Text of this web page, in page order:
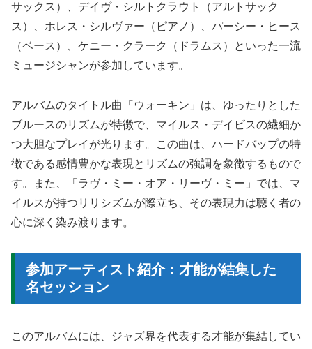
サックス）、デイヴ・シルトクラウト（アルトサック
ス）、ホレス・シルヴァー（ピアノ）、パーシー・ヒース
（ベース）、ケニー・クラーク（ドラムス）といった一流
ミュージシャンが参加しています。
アルバムのタイトル曲「ウォーキン」は、ゆったりとした
ブルースのリズムが特徴で、マイルス・デイビスの繊細か
つ大胆なプレイが光ります。この曲は、ハードバップの特
徴である感情豊かな表現とリズムの強調を象徴するもので
す。また、「ラヴ・ミー・オア・リーヴ・ミー」では、マ
イルスが持つリリシズムが際立ち、その表現力は聴く者の
心に深く染み渡ります。
参加アーティスト紹介：才能が結集した
名セッション
このアルバムには、ジャズ界を代表する才能が集結してい